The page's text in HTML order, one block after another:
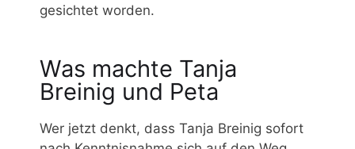
gesichtet worden.
Was machte Tanja
Breinig und Peta
Wer jetzt denkt, dass Tanja Breinig sofort